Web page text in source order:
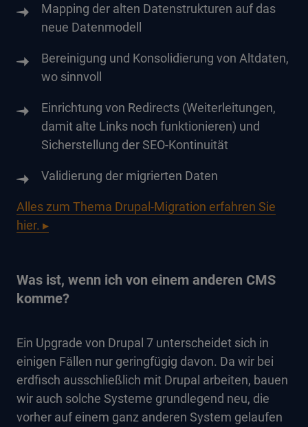
Mapping der alten Datenstrukturen auf das
neue Datenmodell
Bereinigung und Konsolidierung von Altdaten,
wo sinnvoll
Einrichtung von Redirects (Weiterleitungen,
damit alte Links noch funktionieren) und
Sicherstellung der SEO-Kontinuität
Validierung der migrierten Daten
Alles zum Thema Drupal-Migration erfahren Sie
hier. ▸
Was ist, wenn ich von einem anderen CMS
komme?
Ein Upgrade von Drupal 7 unterscheidet sich in
einigen Fällen nur geringfügig davon. Da wir bei
erdfisch ausschließlich mit Drupal arbeiten, bauen
wir auch solche Systeme grundlegend neu, die
vorher auf einem ganz anderen System gelaufen